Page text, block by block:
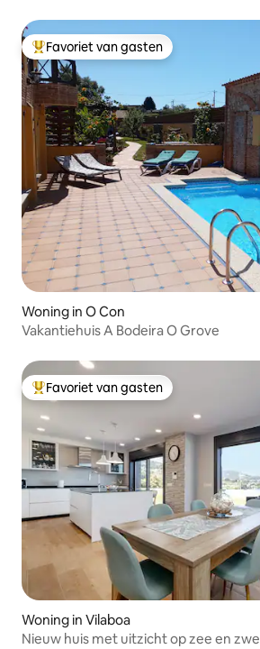
Topfavoriet van gasten
Favoriet van gasten
Woning in O Con
Vakantiehuis A Bodeira O Grove
Topfavoriet van gasten
Favoriet van gasten
Woning in Vilaboa
Nieuw huis met uitzicht op zee en